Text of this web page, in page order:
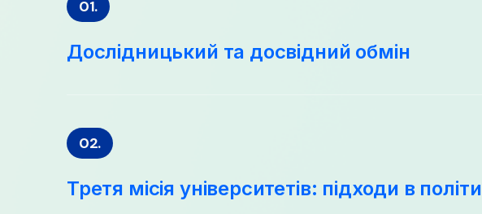
01.
Дослідницький та досвідний обмін
02.
Третя місія університетів: підходи в